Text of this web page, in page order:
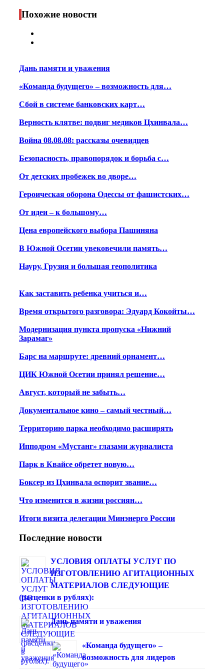
Print
Похожие новости
Дань памяти и уважения
«Команда будущего» – возможность для…
Сбой в системе банковских карт…
Верность клятве: подвиг медиков Цхинвала…
Война 08.08.08: рассказы очевидцев
Безопасность, правопорядок и борьба с…
От детских пробежек во дворе…
Героическая оборона Одессы от фашистских…
От идеи – к большому…
Цена европейского выбора Пашиняна
В Южной Осетии увековечили память…
Науру, Грузия и большая геополитика
Как заставить ребенка учиться и…
Время открытого разговора: Эдуард Кокойты…
Модернизация пункта пропуска «Нижний
Зарамаг»
Барс на маршруте: древний орнамент…
ЦИК Южной Осетии принял решение…
Август, который не забыть…
Документальное кино – самый честный…
Территорию парка необходимо расширять
Ипподром «Мустанг» глазами журналиста
Парк в Квайсе обретет новую…
Боксер из Цхинвала оспорит звание…
Что изменится в жизни россиян…
Итоги визита делегации Минэнерго России
Последние новости
УСЛОВИЯ ОПЛАТЫ УСЛУГ ПО
ИЗГОТОВЛЕНИЮ АГИТАЦИОННЫХ
МАТЕРИАЛОВ СЛЕДУЮЩИЕ
(расценки в рублях):
Дань памяти и уважения
«Команда будущего» –
возможность для лидеров